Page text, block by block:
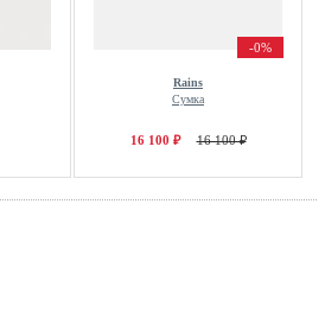
-0%
Rains
Сумка
16 100 ₽ 16 100 ₽